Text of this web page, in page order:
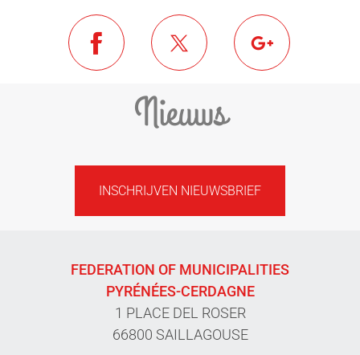
Nieuws
INSCHRIJVEN NIEUWSBRIEF
FEDERATION OF MUNICIPALITIES
PYRÉNÉES-CERDAGNE
1 PLACE DEL ROSER
66800 SAILLAGOUSE